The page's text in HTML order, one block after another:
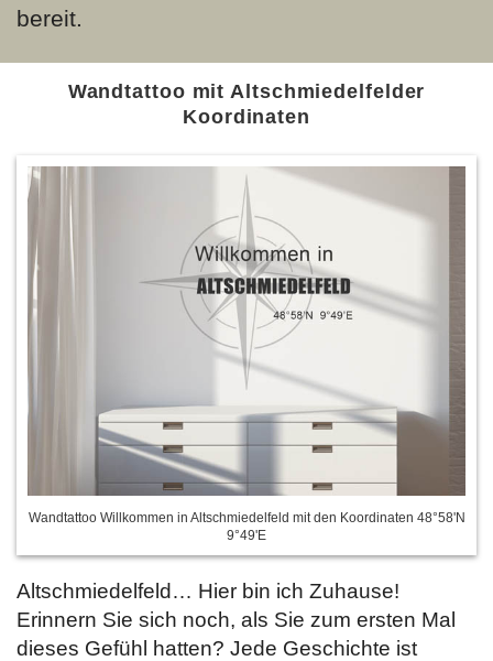
bereit.
Wandtattoo mit Altschmiedelfelder
Koordinaten
Wandtattoo Willkommen in Altschmiedelfeld mit den Koordinaten 48°58'N
9°49'E
Altschmiedelfeld… Hier bin ich Zuhause!
Erinnern Sie sich noch, als Sie zum ersten Mal
dieses Gefühl hatten? Jede Geschichte ist